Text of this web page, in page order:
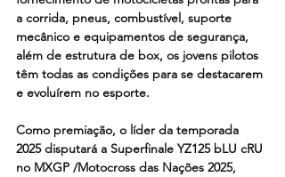
a corrida, pneus, combustível, suporte
mecânico e equipamentos de segurança,
além de estrutura de box, os jovens pilotos
têm todas as condições para se destacarem
e evoluírem no esporte.
Como premiação, o líder da temporada
2025 disputará a Superfinale YZ125 bLU cRU
no MXGP /Motocross das Nações 2025,